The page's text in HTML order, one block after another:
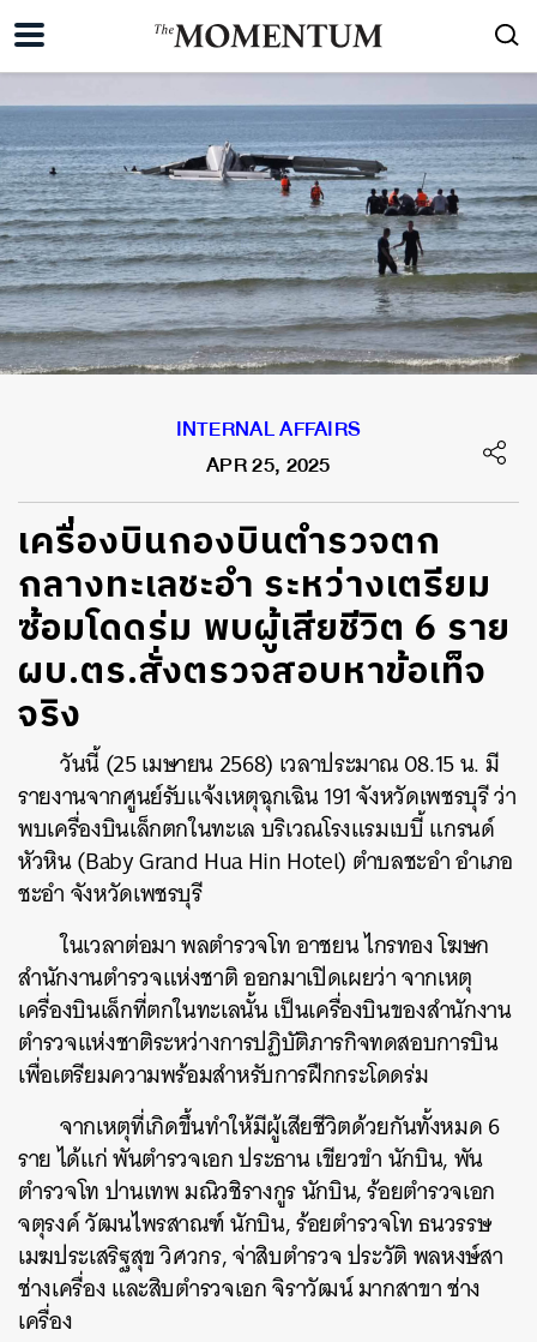
INTERNAL AFFAIRS
APR 25, 2025
เครื่องบินกองบินตำรวจตก
กลางทะเลชะอำ ระหว่างเตรียม
ซ้อมโดดร่ม พบผู้เสียชีวิต 6 ราย
ผบ.ตร.สั่งตรวจสอบหาข้อเท็จ
จริง
วันนี้ (25 เมษายน 2568) เวลาประมาณ 08.15 น. มี
รายงานจากศูนย์รับแจ้งเหตุฉุกเฉิน 191 จังหวัดเพชรบุรี ว่า
พบเครื่องบินเล็กตกในทะเล บริเวณโรงแรมเบบี้ แกรนด์
หัวหิน (Baby Grand Hua Hin Hotel) ตำบลชะอำ อำเภอ
ชะอำ จังหวัดเพชรบุรี
ในเวลาต่อมา พลตำรวจโท อาชยน ไกรทอง โฆษก
สำนักงานตำรวจแห่งชาติ ออกมาเปิดเผยว่า จากเหตุ
เครื่องบินเล็กที่ตกในทะเลนั้น เป็นเครื่องบินของสำนักงาน
ตำรวจแห่งชาติระหว่างการปฏิบัติภารกิจทดสอบการบิน
เพื่อเตรียมความพร้อมสำหรับการฝึกกระโดดร่ม
จากเหตุที่เกิดขึ้นทำให้มีผู้เสียชีวิตด้วยกันทั้งหมด 6
ราย ได้แก่ พันตำรวจเอก ประธาน เขียวขำ นักบิน, พัน
ตำรวจโท ปานเทพ มณิวชิรางกูร นักบิน, ร้อยตำรวจเอก
จตุรงค์ วัฒนไพรสาณฑ์ นักบิน, ร้อยตำรวจโท ธนวรรษ​
เมฆประเสริฐสุข วิศวกร, จ่าสิบตำรวจ ประวัติ พลหงษ์สา
ช่างเครื่อง และสิบตำรวจเอก จิราวัฒน์ มากสาขา ช่าง
เครื่อง